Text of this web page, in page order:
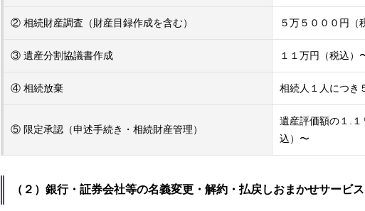
② 相続財産調査（財産目録作成を含む） ５万５０００円（
③ 遺産分割協議書作成 １１万円（税込）
④ 相続放棄 相続人１人につき
⑤ 限定承認（申述手続き・相続財産管理）
遺産評価額の１.
込）〜
（２）銀行・証券会社等の名義変更・解約・払戻しおまかせサービス